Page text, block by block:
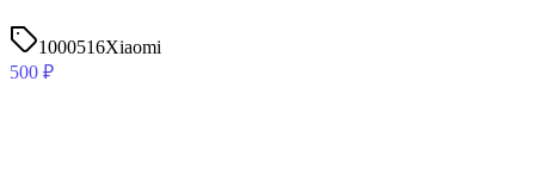
1000516Xiaomi
500 ₽